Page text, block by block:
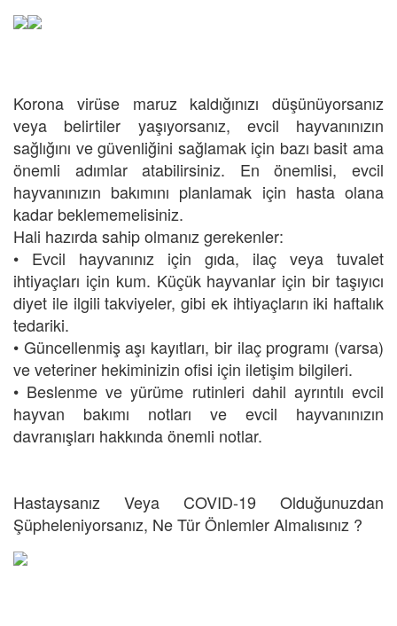
Korona virüse maruz kaldığınızı düşünüyorsanız
veya belirtiler yaşıyorsanız, evcil hayvanınızın
sağlığını ve güvenliğini sağlamak için bazı basit ama
önemli adımlar atabilirsiniz. En önemlisi, evcil
hayvanınızın bakımını planlamak için hasta olana
kadar beklememelisiniz.
Hali hazırda sahip olmanız gerekenler:
• Evcil hayvanınız için gıda, ilaç veya tuvalet
ihtiyaçları için kum. Küçük hayvanlar için bir taşıyıcı
diyet ile ilgili takviyeler, gibi ek ihtiyaçların iki haftalık
tedariki.
• Güncellenmiş aşı kayıtları, bir ilaç programı (varsa)
ve veteriner hekiminizin ofisi için iletişim bilgileri.
• Beslenme ve yürüme rutinleri dahil ayrıntılı evcil
hayvan bakımı notları ve evcil hayvanınızın
davranışları hakkında önemli notlar.
Hastaysanız Veya COVID-19 Olduğunuzdan
Şüpheleniyorsanız, Ne Tür Önlemler Almalısınız ?